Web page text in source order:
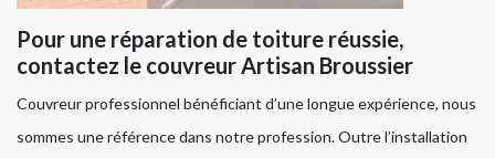
Pour une réparation de toiture réussie,
contactez le couvreur Artisan Broussier
Couvreur professionnel bénéficiant d’une longue expérience, nous
sommes une référence dans notre profession. Outre l’installation